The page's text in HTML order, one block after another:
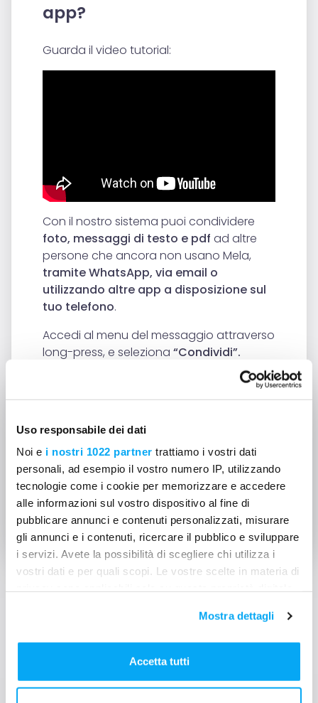
Uso responsabile dei dati
Noi e i nostri 1022 partner trattiamo i vostri dati
personali, ad esempio il vostro numero IP, utilizzando
tecnologie come i cookie per memorizzare e accedere
alle informazioni sul vostro dispositivo al fine di
pubblicare annunci e contenuti personalizzati, misurare
gli annunci e i contenuti, ricercare il pubblico e sviluppare
i servizi. Avete la possibilità di scegliere chi utilizza i
vostri dati e per quali scopi. Le vostre scelte in materia di
modificare o revocare il proprio consenso in qualsiasi
momento dalla Dichiarazione sui cookie o facendo clic
sull'icona di attivazione della privacy.
Con il tuo consenso, vorremmo anche:
Mostra dettagli
Accetta tutti
app?
Guarda il video tutorial:
Con il nostro sistema puoi condividere
foto, messaggi di testo e pdf ad altre
persone che ancora non usano Mela,
tramite WhatsApp, via email o
utilizzando altre app a disposizione sul
tuo telefono.
Accedi al menu del messaggio attraverso
long-press, e seleziona “Condividi”.
Mela: poi anche cominciare a utilizzare la
nostra app in modalità gratuita!
INDIETRO
Non trovi le risposte?
Contattaci